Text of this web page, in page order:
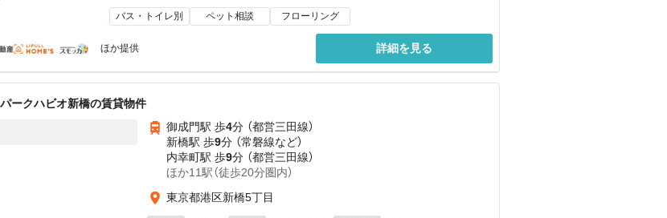
バス・トイレ別 ペット相談 フローリング
ほか提供 詳細を見る
パークハビオ新橋の賃貸物件
御成門駅 歩4分 （都営三田線）
新橋駅 歩9分 （常磐線など）
内幸町駅 歩9分 （都営三田線）
ほか11駅（徒歩20分圏内）
東京都港区新橋5丁目